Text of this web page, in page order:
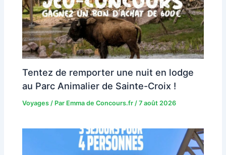
Tentez de remporter une nuit en lodge
au Parc Animalier de Sainte-Croix !
Voyages / Par Emma de Concours.fr/7 août 2026